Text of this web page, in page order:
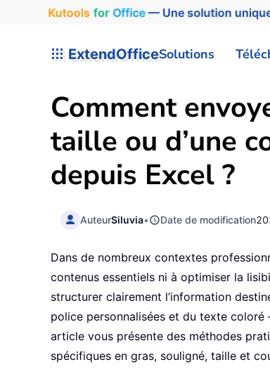
Kutools for Office— Une solution
ExtendOfficeSolutions
Comment
taille ou d’une
depuis Excel ?
AuteurSiluvia• Date de modification
Dans de nombreux contextes
contenus essentiels ni à optimiser la
structurer clairement l’information
police personnalisées et du texte
article vous présente des méthodes
spécifiques en gras, souligné, taille et